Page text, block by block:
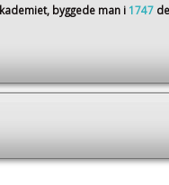
byggede man i 1747